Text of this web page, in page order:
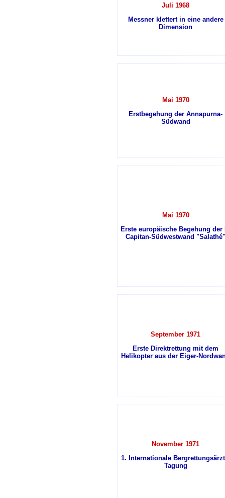
Juli 1968
Messner klettert in eine andere
Dimension
Mai 1970
Erstbegehung der Annapurna-
Südwand
Mai 1970
Erste europäische Begehung der
Capitan-Südwestwand "Salathé"
September 1971
Erste Direktrettung mit dem
Helikopter aus der Eiger-
November 1971
1. Internationale
Tagung